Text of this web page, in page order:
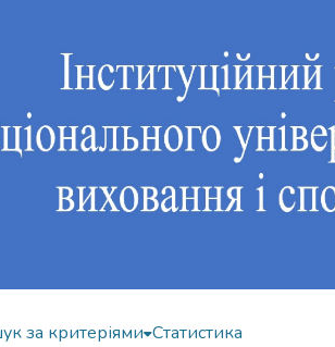
за критеріями Статистика